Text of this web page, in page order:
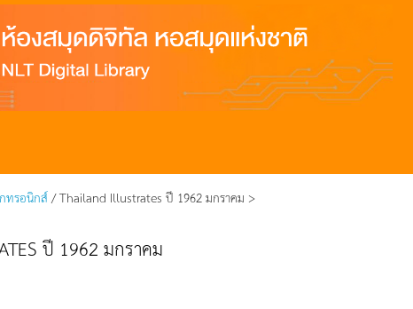
ทรอนิกส์/ Thailand Illustrates ปี 1962 มกราคม >
ปี 1962 มกราคม